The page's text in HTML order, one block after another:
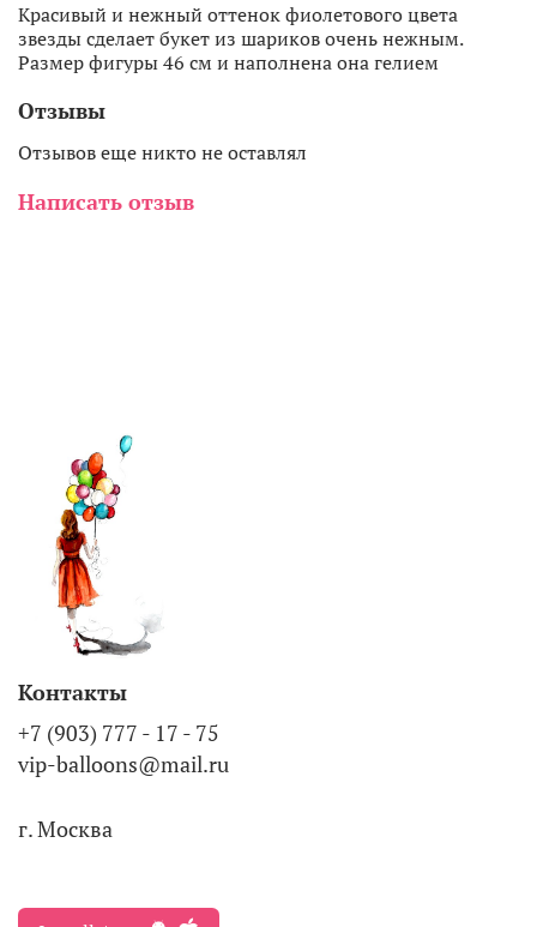
Красивый и нежный оттенок фиолетового цвета
звезды сделает букет из шариков очень нежным.
Размер фигуры 46 см и наполнена она гелием
Отзывы
Отзывов еще никто не оставлял
Написать отзыв
Контакты
+7 (903) 777 - 17 - 75
vip-balloons@mail.ru
г. Москва